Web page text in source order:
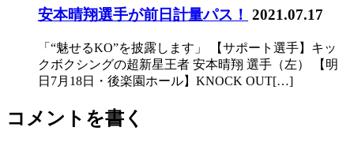
安本晴翔選手が前日計量パス！ 2021.07.17
「“魅せるKO”を披露します」 【サポート選手】キッ
クボクシングの超新星王者 安本晴翔 選手（左） 【明
日7月18日・後楽園ホール】KNOCK OUT[…]
コメントを書く